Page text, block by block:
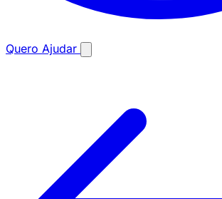
Quero Ajudar